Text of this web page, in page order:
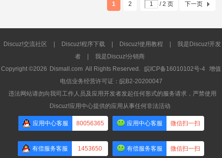
1 2 / 2 页 下一页
Discuz!交流社区 Discuz!程序下载 Discuz!使用教程
我是Discuz!开发
者
我是Discuz!分销商
Copyright ©2026 Dismall.com All Rights Reserved. 皖ICP备16010102号-4 增值
电信业务经营许可证：皖B2-20200047
违法网站请勿向我司工作人员及应用开发者发起任何形式的服务请求，严禁使用
Discuz!应用中心提供的应用从事任何非法活动
应用中心客服 80056365 应用中心客服 微信扫一扫
有偿服务客服 1453650 有偿服务客服 微信扫一扫